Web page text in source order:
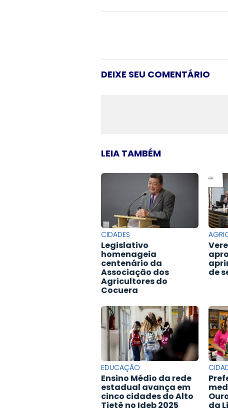
DEIXE SEU COMENTÁRIO
LEIA TAMBÉM
CIDADES
Legislativo
homenageia
centenário da
Associação dos
Agricultores do
Cocuera
de
EDUCAÇÃO
Ensino Médio da rede
estadual avança em
cinco cidades do Alto
Tietê no Ideb 2025 da